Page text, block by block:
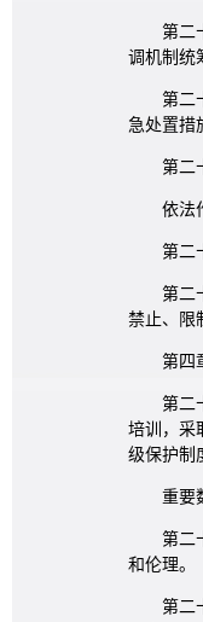
第二
调机制统
第二
急处置措
第二
依法
第二
第二
禁止、限
第四
第二
培训，采
级保护制
重要
第二
和伦理。
第二